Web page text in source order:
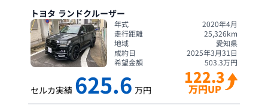
トヨタ ランドクルーザー
年式
2020年4月
走行距離
25,326km
地域
愛知県
成約日
2025年3月31日
希望金額
503.3万円
セルカ実績 625.6 万円
122.3
万円UP